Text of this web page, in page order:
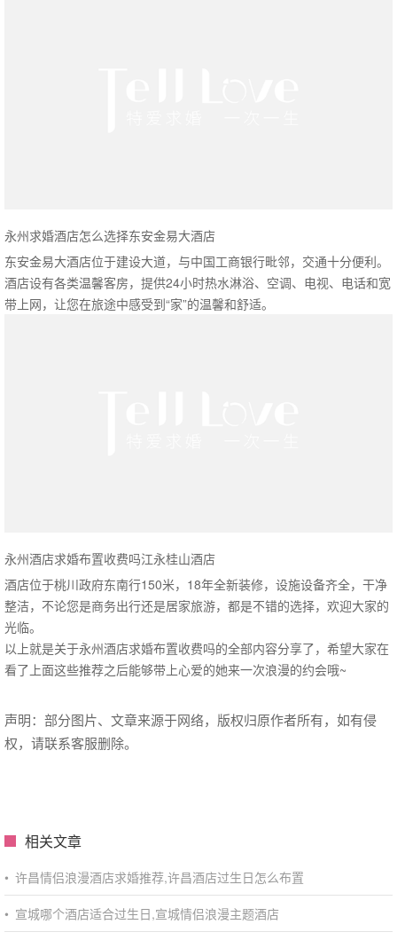
永州求婚酒店怎么选择东安金易大酒店
东安金易大酒店位于建设大道，与中国工商银行毗邻，交通十分便利。
酒店设有各类温馨客房，提供24小时热水淋浴、空调、电视、电话和宽
带上网，让您在旅途中感受到“家”的温馨和舒适。
永州酒店求婚布置收费吗江永桂山酒店
酒店位于桃川政府东南行150米，18年全新装修，设施设备齐全，干净
整洁，不论您是商务出行还是居家旅游，都是不错的选择，欢迎大家的
光临。
以上就是关于永州酒店求婚布置收费吗的全部内容分享了，希望大家在
看了上面这些推荐之后能够带上心爱的她来一次浪漫的约会哦~
声明：部分图片、文章来源于网络，版权归原作者所有，如有侵
权，请联系客服删除。
相关文章
• 许昌情侣浪漫酒店求婚推荐,许昌酒店过生日怎么布置
• 宣城哪个酒店适合过生日,宣城情侣浪漫主题酒店